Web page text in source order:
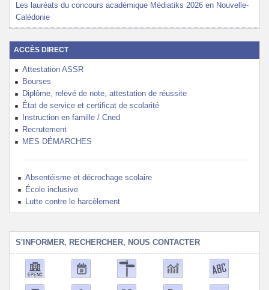
Les lauréats du concours académique Médiatiks 2026 en Nouvelle-
Calédonie
ACCÈS DIRECT
Attestation ASSR
Bourses
Diplôme, relevé de note, attestation de réussite
État de service et certificat de scolarité
Instruction en famille / Cned
Recrutement
MES DÉMARCHES
Absentéisme et décrochage scolaire
École inclusive
Lutte contre le harcèlement
S'INFORMER, RECHERCHER, NOUS CONTACTER